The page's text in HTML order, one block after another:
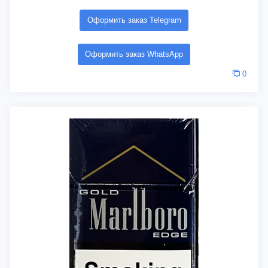
Оформить заказ Telegram
Оформить заказ WhatsApp
0